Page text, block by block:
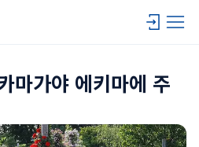
마가야 에키마에 주